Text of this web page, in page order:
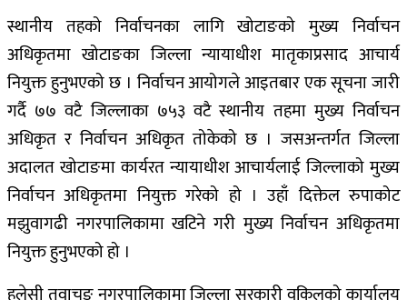
स्थानीय तहको निर्वाचनका लागि खोटाङको मुख्य निर्वाचन
अधिकृतमा खोटाङका जिल्ला न्यायाधीश मातृकाप्रसाद आचार्य
नियुक्त हुनुभएको छ ।निर्वाचन आयोगले आइतबार एक सूचना जारी
गर्दै ७७ वटै जिल्लाका ७५३ वटै स्थानीय तहमा मुख्य निर्वाचन
अधिकृत र निर्वाचन अधिकृत तोकेको छ । जसअन्तर्गत जिल्ला
अदालत खोटाङमा कार्यरत न्यायाधीश आचार्यलाई जिल्लाको मुख्य
निर्वाचन अधिकृतमा नियुक्त गरेको हो । उहाँ दिक्तेल रुपाकोट
मझुवागढी नगरपालिकामा खटिने गरी मुख्य निर्वाचन अधिकृतमा
नियुक्त हुनुभएको हो ।